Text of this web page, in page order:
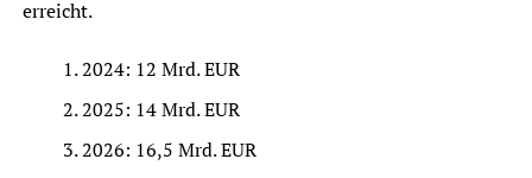
erreicht.
2024: 12 Mrd. EUR
2025: 14 Mrd. EUR
2026: 16,5 Mrd. EUR